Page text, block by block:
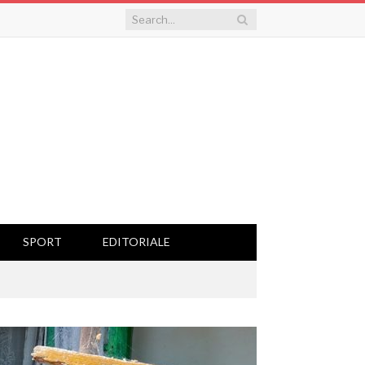
SPORT EDITORIALE